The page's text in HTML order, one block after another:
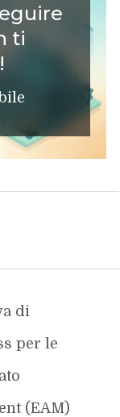
ti
di
per le
(EAM)